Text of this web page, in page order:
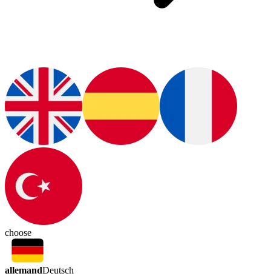
choose
allemandDeutsch